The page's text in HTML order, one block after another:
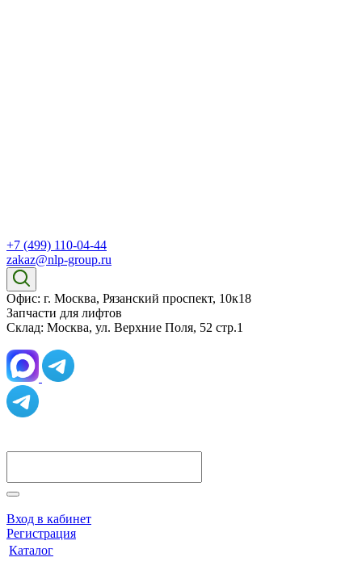
+7 (499) 110-04-44
zakaz@nlp-group.ru
Офис: г. Москва, Рязанский проспект, 10к18
Запчасти для лифтов
Склад: Москва, ул. Верхние Поля, 52 стр.1
Вход в кабинет
Регистрация
Каталог